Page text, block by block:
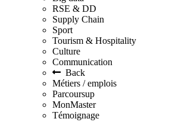
RSE & DD
Supply Chain
Sport
Tourism & Hospitality
Culture
Communication
Back
Métiers / emplois
Parcoursup
MonMaster
Témoignage